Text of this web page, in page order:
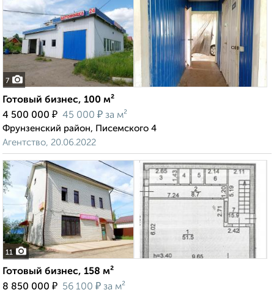
7
Готовый бизнес, 100 м²
4 500 000 ₽ 45 000 ₽ за м²
Фрунзенский район, Писемского 4
Агентство, 20.06.2022
11
Готовый бизнес, 158 м²
8 850 000 ₽ 56 100 ₽ за м²